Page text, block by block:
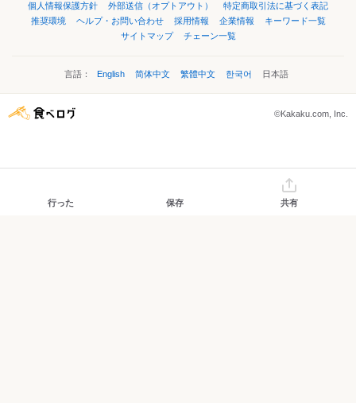
個人情報保護方針
外部送信（オプトアウト）
特定商取引法に基づく表記
推奨環境
ヘルプ・お問い合わせ 採用情報 企業情報
キーワード一覧
サイトマップ
チェーン一覧
言語： English 简体中文 繁體中文 한국어 日本語
©Kakaku.com, Inc.
行った 保存 共有